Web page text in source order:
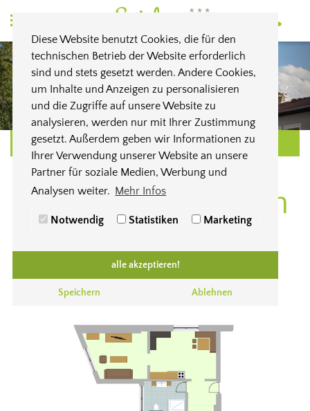
ANFRAGEN
Ferienwohnungen
ca. 60 m²
Diese Website benutzt Cookies, die für den
technischen Betrieb der Website erforderlich
sind und stets gesetzt werden. Andere Cookies,
um Inhalte und Anzeigen zu personalisieren
und die Zugriffe auf unsere Website zu
analysieren, werden nur mit Ihrer Zustimmung
gesetzt. Außerdem geben wir Informationen zu
Ihrer Verwendung unserer Website an unsere
Partner für soziale Medien, Werbung und
Analysen weiter. Mehr Infos
Notwendig Statistiken Marketing
alle akzeptieren!
Speichern Ablehnen